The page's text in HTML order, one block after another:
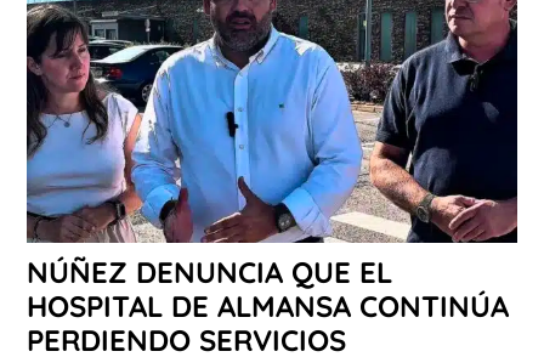
NÚÑEZ DENUNCIA QUE EL
HOSPITAL DE ALMANSA CONTINÚA
PERDIENDO SERVICIOS